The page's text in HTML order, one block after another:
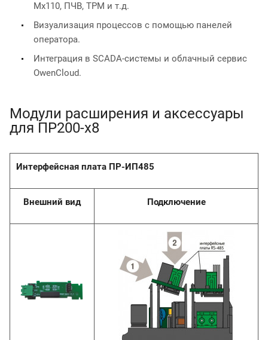
Мх110, ПЧВ, ТРМ и т.д.
Визуализация процессов с помощью панелей
оператора.
Интеграция в SCADA-системы и облачный сервис
OwenCloud.
Модули расширения и аксессуары
для ПР200-х8
Интерфейсная плата ПР-ИП485
Внешний вид Подключение